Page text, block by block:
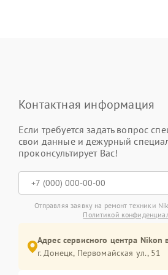
Контактная информация
Если требуется задать вопрос
свои данные и дежурный
проконсультирует Вас!
Отправляя заявку на ремонт техники
Политикой
Адрес сервисного центра Nikon
г. Донецк, Первомайская ул., 51